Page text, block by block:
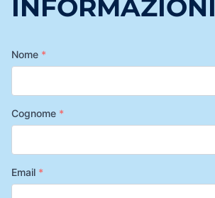
INFORMAZIONI
Nome *
Cognome *
Email *